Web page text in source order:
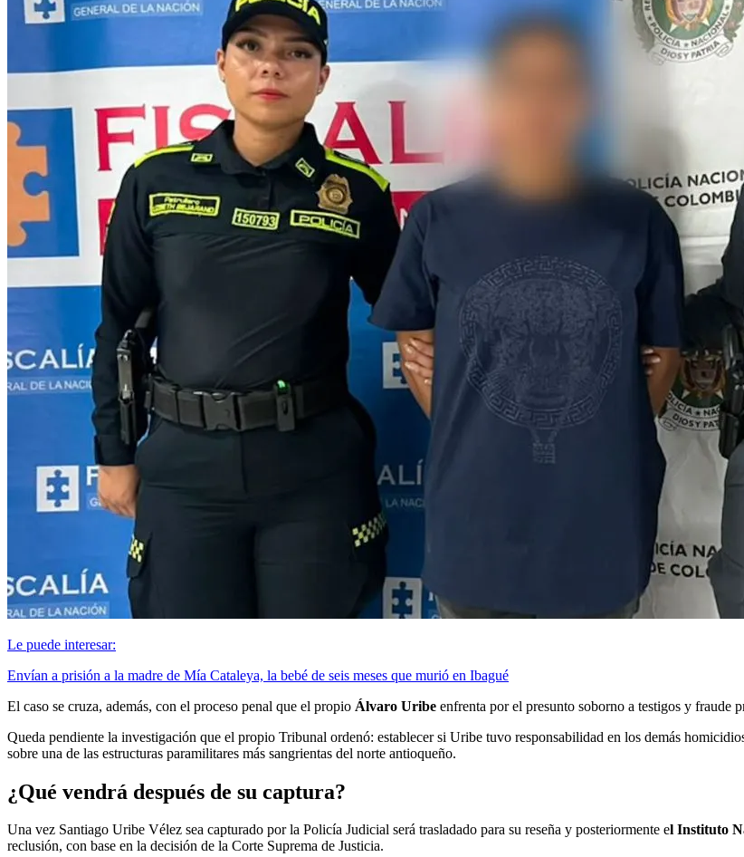
Le puede interesar:
Envían a prisión a la madre de Mía Cataleya, la bebé de seis meses que murió en Ibagué
El caso se cruza, además, con el proceso penal que el propio Álvaro Uribe enfrenta por el presunto soborno a testigos y fraude
Queda pendiente la investigación que el propio Tribunal ordenó: establecer si Uribe tuvo responsabilidad en los demás
sobre una de las estructuras paramilitares más sangrientas del norte antioqueño.
¿Qué vendrá después de su captura?
Una vez Santiago Uribe Vélez sea capturado por la Policía Judicial será trasladado para su reseña y posteriormente el Instituto
reclusión, con base en la decisión de la Corte Suprema de Justicia.